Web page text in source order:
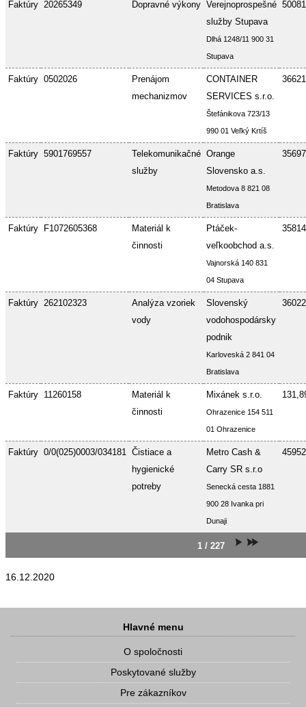
Faktúry 20265349 Dopravné výkony Verejnoprospešné
služby Stupava
Dlhá 1248/11 900 31
Stupava
Faktúry 0502026
Prenájom
mechanizmov
CONTAINER
SERVICES s.r.o.
Štefánikova 723/13
990 01 Veľký Krtíš
Faktúry 5901769557
Telekomunikačné
služby
Orange
Slovensko a.s.
Metodova 8 821 08
Bratislava
Faktúry F1072605368
Materiál k
činnosti
Ptáček-
veľkoobchod a.s.
Vajnorská 140 831
04 Stupava
Faktúry 262102323
Analýza vzoriek
vody
Slovenský
vodohospodársky
podnik
Karloveská 2 841 04
Bratislava
Faktúry 11260158
Materiál k
činnosti
Mixánek s.r.o.
Ohrazenice 154 511
01 Ohrazenice
Faktúry 0/0(025)0003/034181 Čistiace a
hygienické
potreby
Metro Cash &
Carry SR s.r.o
Senecká cesta 1881
900 28 Ivanka pri
Dunaji
1 / 227
16.12.2020
Hlavné menu
O spoločnosti
Poskytované služby
Pre zákazníkov